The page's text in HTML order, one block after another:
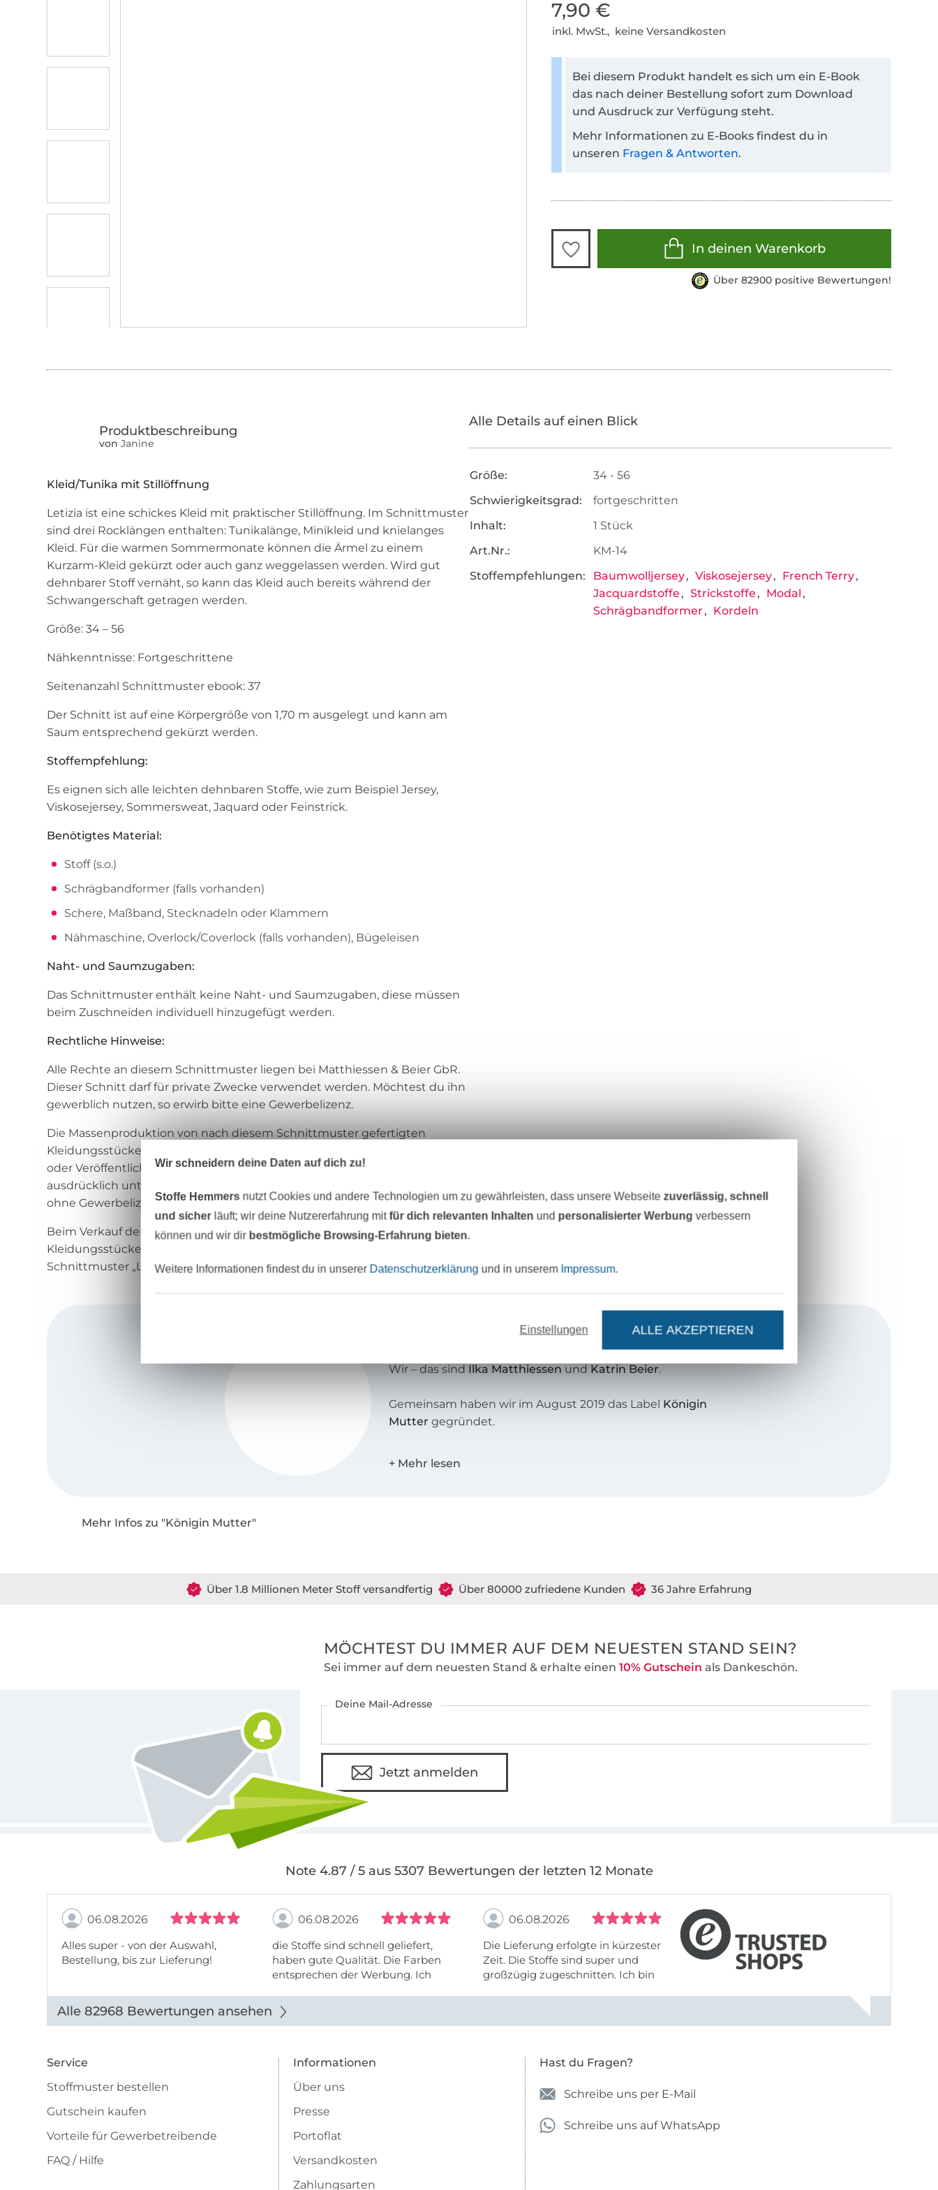
7,90 €
inkl. MwSt., keine Versandkosten
Bei diesem Produkt handelt es sich um ein E-Book
das nach deiner Bestellung sofort zum Download
und Ausdruck zur Verfügung steht.
Mehr Informationen zu E-Books findest du in
unseren Fragen & Antworten.
In deinen Warenkorb
Über 82900 positive Bewertungen!
von Janine
Kleid/Tunika mit Stillöffnung
Letizia ist eine schickes Kleid mit praktischer Stillöffnung. Im Schnittmuster
sind drei Rocklängen enthalten: Tunikalänge, Minikleid und knielanges
Kleid. Für die warmen Sommermonate können die Ärmel zu einem
Kurzarm-Kleid gekürzt oder auch ganz weggelassen werden. Wird gut
dehnbarer Stoff vernäht, so kann das Kleid auch bereits während der
Schwangerschaft getragen werden.
Größe: 34 – 56
Nähkenntnisse: Fortgeschrittene
Seitenanzahl Schnittmuster ebook: 37
Der Schnitt ist auf eine Körpergröße von 1,70 m ausgelegt und kann am
Saum entsprechend gekürzt werden.
Stoffempfehlung:
Es eignen sich alle leichten dehnbaren Stoffe, wie zum Beispiel Jersey,
Viskosejersey, Sommersweat, Jaquard oder Feinstrick.
Benötigtes Material:
Stoff (s.o.)
Schrägbandformer (falls vorhanden)
Schere, Maßband, Stecknadeln oder Klammern
Nähmaschine, Overlock/Coverlock (falls vorhanden), Bügeleisen
Naht- und Saumzugaben:
Das Schnittmuster enthält keine Naht- und Saumzugaben, diese müssen
beim Zuschneiden individuell hinzugefügt werden.
Rechtliche Hinweise:
Alle Rechte an diesem Schnittmuster liegen bei Matthiessen & Beier GbR.
Dieser Schnitt darf für private Zwecke verwendet werden. Möchtest du ihn
gewerblich nutzen, so erwirb bitte eine Gewerbelizenz.
Die Massenproduktion von nach diesem Schnittmuster gefertigten
Kleidungsstücke sowie Weitergabe oder –verkauf, Tausch, Kopie, Abdruck
oder Veröffentlichung (auch teilweise) dieses Schnittmusters sind
ausdrücklich untersagt. Eine gewerbliche Nutzung dieses Schnittmusters
ohne Gewerbelizenz ist untersagt.
Beim Verkauf der nach diesem Schnittmuster angefertigten
Kleidungsstücke ist Folgendes anzugeben: genäht nach dem
Schnittmuster „Letizia“ von Königin Mutter.
Alle Details auf einen Blick
Größe:
34 - 56
Schwierigkeitsgrad:
fortgeschritten
Inhalt:
1 Stück
Art.Nr.:
KM-14
Stoffempfehlungen:
Baumwolljersey Viskosejersey
French Terry
Jacquardstoffe
Strickstoffe
Modal
Schrägbandformer
Kordeln
Wir – das sind Ilka Matthiessen und Katrin Beier.
Gemeinsam haben wir im August 2019 das Label Königin
Mutter gegründet.
Wir möchten Frauen durch die Schwangerschaft und das
Fertige Umstands- und Stillmode ist in Planung, ebenso
Nähkurse zum Anfertigen der Babyausstattung und zum
Mehr Infos zu "Königin Mutter"
Über 1.8 Millionen Meter Stoff versandfertig Über 80000 zufriedene Kunden 36 Jahre Erfahrung
MÖCHTEST DU IMMER AUF DEM NEUESTEN STAND SEIN?
Sei immer auf dem neuesten Stand & erhalte einen 10% Gutschein als Dankeschön.
Deine Mail-Adresse
Jetzt anmelden
Note 4.87 / 5 aus 5307 Bewertungen der letzten 12 Monate
06.08.2026
Alles super - von der Auswahl,
Bestellung, bis zur Lieferung!
06.08.2026
die Stoffe sind schnell geliefert,
haben gute Qualität. Die Farben
entsprechen der Werbung. Ich
auch die Firma empfehlen.
06.08.2026
Die Lieferung erfolgte in kürzester
Zeit. Die Stoffe sind super und
großzügig zugeschnitten. Ich bin
Alle 82968 Bewertungen ansehen
Service
Stoffmuster bestellen
Gutschein kaufen
Vorteile für Gewerbetreibende
FAQ / Hilfe
Informationen
Über uns
Presse
Portoflat
Versandkosten
Zahlungsarten
Hast du Fragen?
Schreibe uns per E-Mail
Schreibe uns auf WhatsApp
Wir schneidern deine Daten auf dich zu!
Stoffe Hemmers nutzt Cookies und andere Technologien um zu gewährleisten, dass unsere Webseitezuverlässig, schnell
und sicherläuft; wir deine Nutzererfahrung mitfür dich relevanten Inhalten und personalisierter Werbung verbessern
können und wir dir bestmögliche Browsing-Erfahrung bieten.
Weitere Informationen findest du in unserer Datenschutzerklärung und in unserem Impressum.
Einstellungen ALLE AKZEPTIEREN